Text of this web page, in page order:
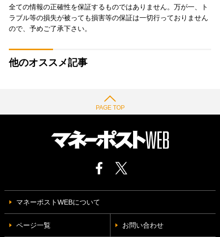
全ての情報の正確性を保証するものではありません。万が一、ト
ラブル等の損失が被っても損害等の保証は一切行っておりません
ので、予めご了承下さい。
他のオススメ記事
PAGE TOP
マネーポストWEBについて
ページ一覧 お問い合わせ